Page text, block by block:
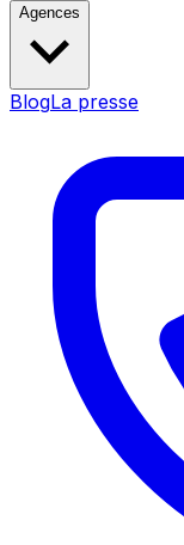
Agences
BlogLa presse